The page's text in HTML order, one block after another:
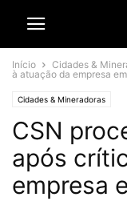
Início Cidades &
à atuação da empresa
Cidades & Mineradoras
CSN
após
empresa